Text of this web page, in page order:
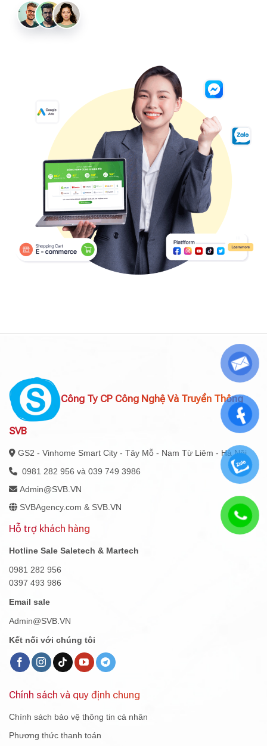
Công Ty CP Công Nghệ Và Truyền Thông
SVB
GS2 - Vinhome Smart City - Tây Mỗ - Nam Từ Liêm - Hà Nội
0981 282 956 và 039 749 3986
Admin@SVB.VN
SVBAgency.com & SVB.VN
Hỗ trợ khách hàng
Hotline Sale Saletech & Martech
0981 282 956
0397 493 986
Email sale
Admin@SVB.VN
Kết nối với chúng tôi
Chính sách và quy định chung
Chính sách bảo vệ thông tin cá nhân
Phương thức thanh toán